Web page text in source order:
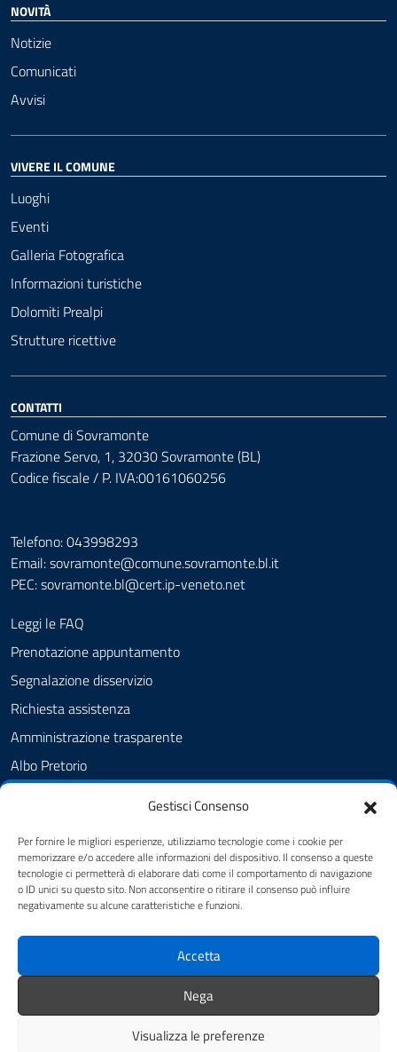
Gestisci Consenso
Per fornire le migliori esperienze, utilizziamo tecnologie come i cookie per
memorizzare e/o accedere alle informazioni del dispositivo. Il consenso a queste
tecnologie ci permetterà di elaborare dati come il comportamento di navigazione
o ID unici su questo sito. Non acconsentire o ritirare il consenso può influire
negativamente su alcune caratteristiche e funzioni.
Accetta
Nega
Visualizza le preferenze
NOVITÀ
Notizie
Comunicati
Avvisi
VIVERE IL COMUNE
Luoghi
Eventi
Galleria Fotografica
Informazioni turistiche
Dolomiti Prealpi
Strutture ricettive
CONTATTI
Comune di Sovramonte
Frazione Servo, 1, 32030 Sovramonte (BL)
Codice fiscale / P. IVA:00161060256
Telefono: 043998293
Email: sovramonte@comune.sovramonte.bl.it
PEC:sovramonte.bl@cert.ip-veneto.net
Leggi le FAQ
Prenotazione appuntamento
Segnalazione disservizio
Richiesta assistenza
Amministrazione trasparente
Albo Pretorio
Dichiarazione di accessibilità
Cookie Policy
SEGUICI SU
Facebook Telegram WhatsApp